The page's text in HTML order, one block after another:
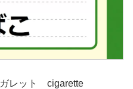
レット cigarette